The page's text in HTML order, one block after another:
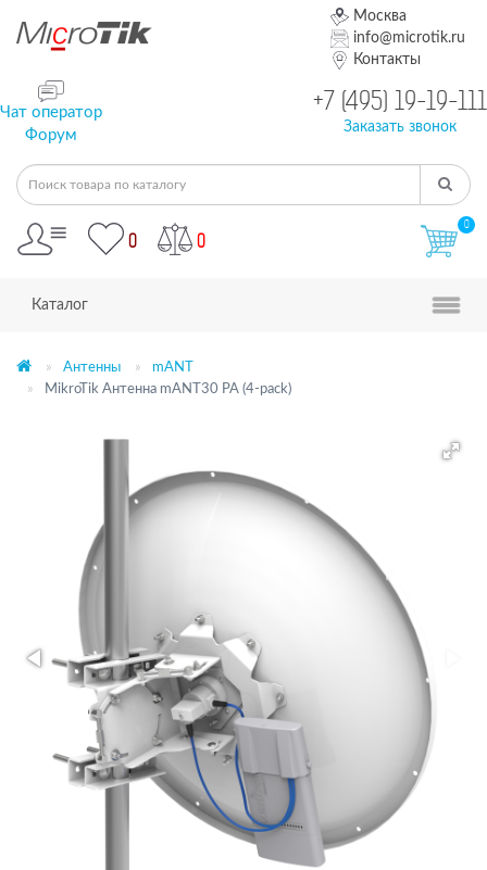
Москва
info@microtik.ru
Контакты
Чат оператор
Форум
+7 (495) 19-19-111
Заказать звонок
0 0
0
Каталог
Антенны
mANT
MikroTik Антенна mANT30 PA (4-pack)